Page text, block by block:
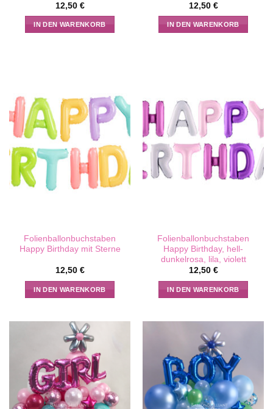
12,50 €
IN DEN WARENKORB
12,50 €
IN DEN WARENKORB
Folienballonbuchstaben
Happy Birthday mit Sterne
12,50 €
IN DEN WARENKORB
Folienballonbuchstaben
Happy Birthday, hell-
dunkelrosa, lila, violett
12,50 €
IN DEN WARENKORB